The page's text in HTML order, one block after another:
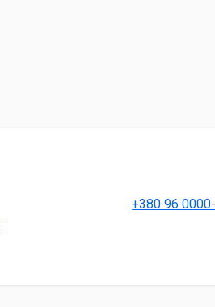
+380 96